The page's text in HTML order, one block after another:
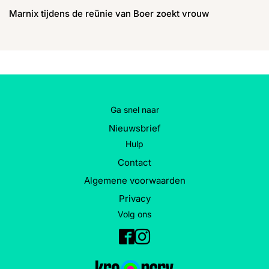
Marnix tijdens de reünie van Boer zoekt vrouw
Ga snel naar
Nieuwsbrief
Hulp
Contact
Algemene voorwaarden
Privacy
Volg ons
Facebook
Instagram